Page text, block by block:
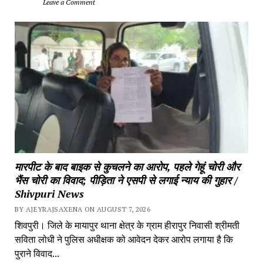
		Leave a Comment
मारपीट के बाद बाइक से कुचलने का आरोप, पहले गेहूं चोरी और
भैंस चोरी का विवाद; पीड़िता ने एसपी से लगाई न्याय की गुहार /
Shivpuri News
BY AJEYRAJSAXENA ON AUGUST 7, 2026
शिवपुरी। जिले के मायापुर थाना क्षेत्र के ग्राम हीरापुर निवासी श्रीमती
सविता लोधी ने पुलिस अधीक्षक को आवेदन देकर आरोप लगाया है कि
पुराने विवाद...